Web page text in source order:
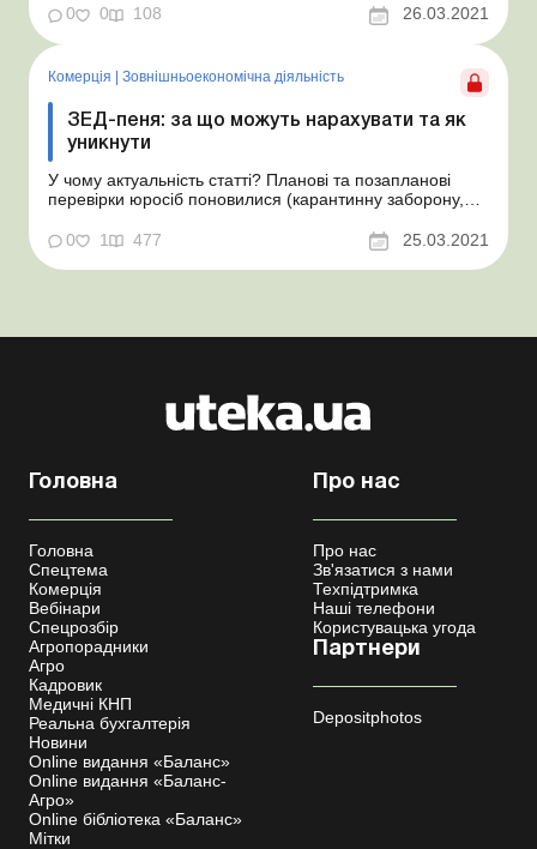
18.03.20 р., знято постановою КМУ від 03.02.21 р. №
89). Зокрема, податкова починає перевіряти суб’єктів
ЗЕД із питань дотримання граничних стр...
0 0 108 26.03.2021
Комерція | Зовнішньоекономічна діяльність
ЗЕД-пеня: за що можуть нарахувати та як
уникнути
У чому актуальність статті? Планові та позапланові
перевірки юросіб поновилися (карантинну заборону,
03.02.21 р. № 89). Зокрема, податкова починає
перевіряти суб’єктів ЗЕД із питань дотримання
граничних строків розрахунків за експортом/імпортом...
0 1 477 25.03.2021
Головна
Головна
Спецтема
Комерція
Вебінари
Спецрозбір
Агропорадники
Агро
Кадровик
Медичні КНП
Реальна бухгалтерія
Новини
Online видання «Баланс»
Online видання «Баланс-
Агро»
Online бібліотека «Баланс»
Мітки
Про нас
Про нас
Зв'язатися з нами
Техпідтримка
Наші телефони
Користувацька угода
Партнери
Depositphotos